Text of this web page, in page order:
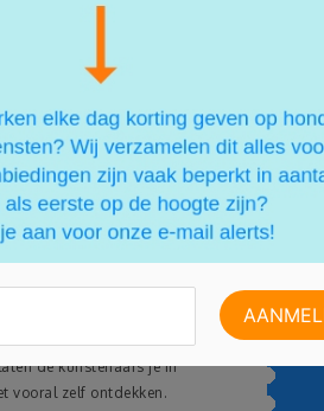
maar aanzienlijk minder ver
Eindhoven, de “Lichtstad”, van
plaats. Dit festival is een van
per jaar, maar wat is
beweging en high tech. Je
en spectaculaire
de kunstenaars je in
vooral zelf ontdekken.